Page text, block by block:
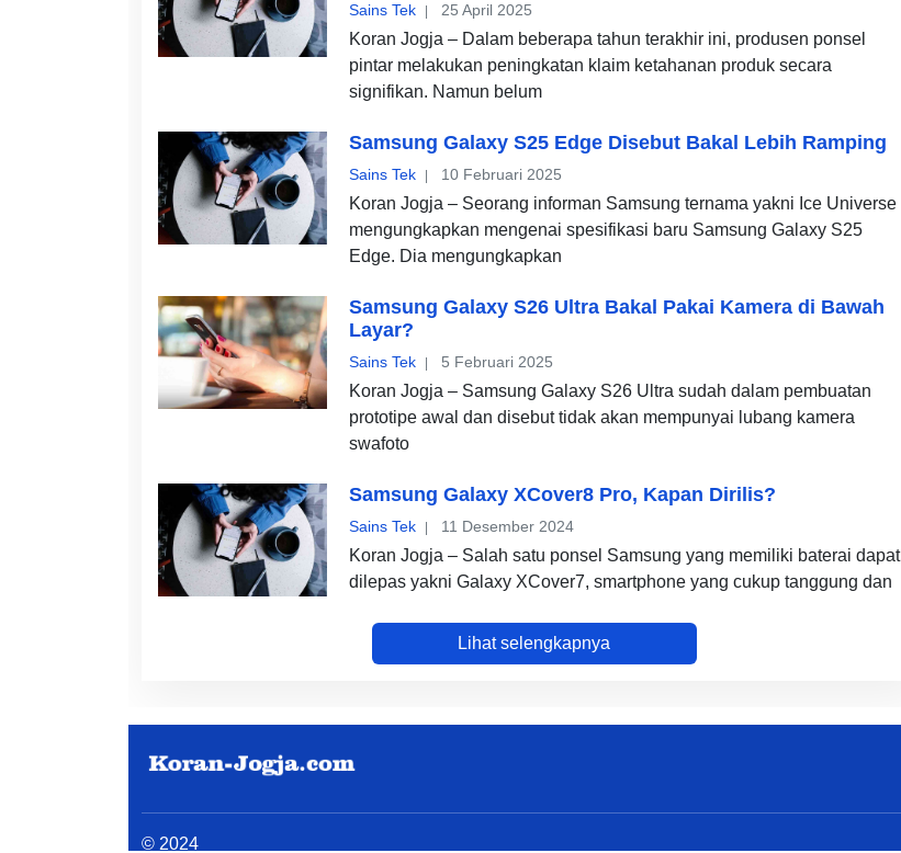
Sains Tek 25 April 2025
Koran Jogja – Dalam beberapa tahun terakhir ini, produsen ponsel
pintar melakukan peningkatan klaim ketahanan produk secara
signifikan. Namun belum
Samsung Galaxy S25 Edge Disebut Bakal Lebih Ramping
Sains Tek 10 Februari 2025
Koran Jogja – Seorang informan Samsung ternama yakni Ice Universe
mengungkapkan mengenai spesifikasi baru Samsung Galaxy S25
Edge. Dia mengungkapkan
Samsung Galaxy S26 Ultra Bakal Pakai Kamera di Bawah
Layar?
Sains Tek 5 Februari 2025
Koran Jogja – Samsung Galaxy S26 Ultra sudah dalam pembuatan
prototipe awal dan disebut tidak akan mempunyai lubang kamera
swafoto
Samsung Galaxy XCover8 Pro, Kapan Dirilis?
Sains Tek 11 Desember 2024
Koran Jogja – Salah satu ponsel Samsung yang memiliki baterai dapat
dilepas yakni Galaxy XCover7, smartphone yang cukup tanggung dan
Lihat selengkapnya
© 2024